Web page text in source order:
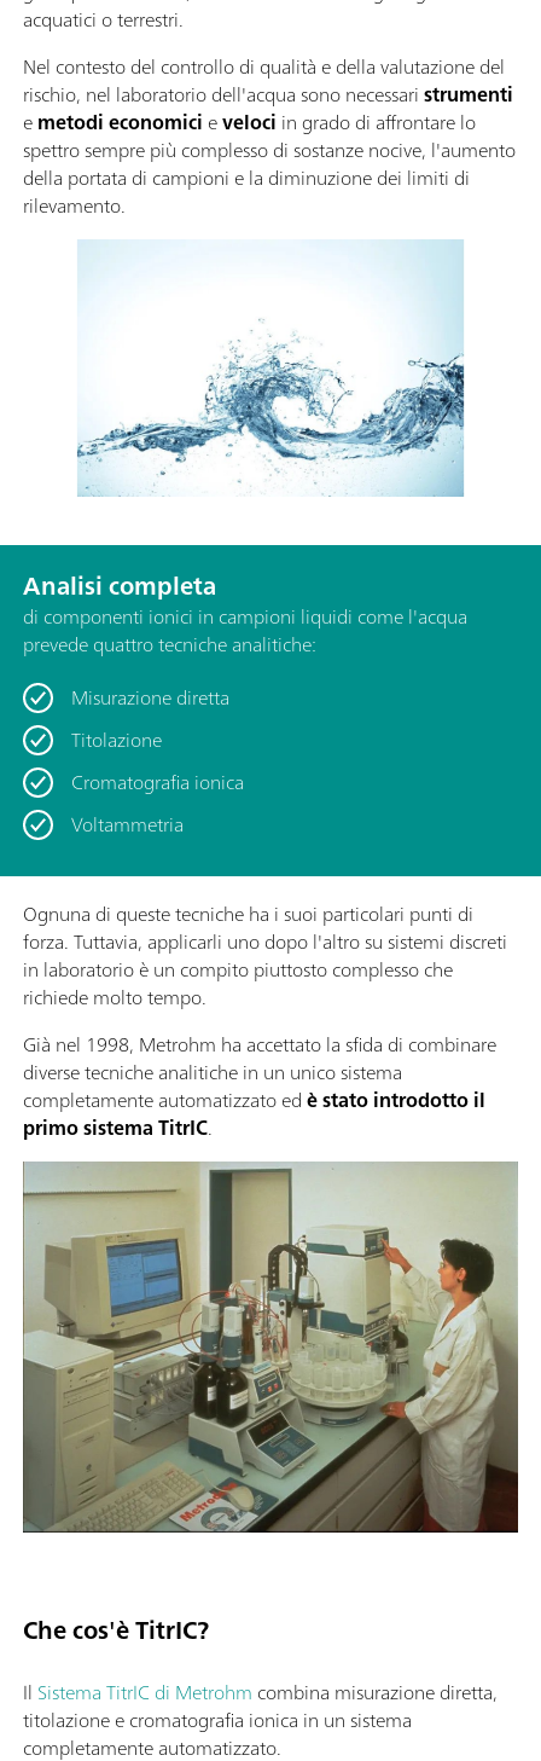
acquatici o terrestri.
Nel contesto del controllo di qualità e della valutazione del
rischio, nel laboratorio dell'acqua sono necessaristrumenti
emetodi economici eveloci in grado di affrontare lo
spettro sempre più complesso di sostanze nocive, l'aumento
della portata di campioni e la diminuzione dei limiti di
rilevamento.
Analisi completa
di componenti ionici in campioni liquidi come l'acqua
prevede quattro tecniche analitiche:
Misurazione diretta
Titolazione
Cromatografia ionica
Voltammetria
Ognuna di queste tecniche ha i suoi particolari punti di
forza. Tuttavia, applicarli uno dopo l'altro su sistemi discreti
in laboratorio è un compito piuttosto complesso che
richiede molto tempo.
Già nel 1998, Metrohm ha accettato la sfida di combinare
diverse tecniche analitiche in un unico sistema
completamente automatizzato edè stato introdotto il
primo sistema TitrIC.
Che cos'è TitrIC?
Il Sistema TitrIC di Metrohm combina misurazione diretta,
titolazione e cromatografia ionica in un sistema
completamente automatizzato.